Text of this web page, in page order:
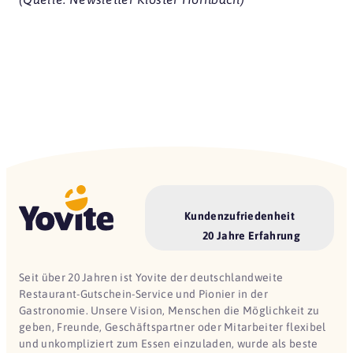
Kundenzufriedenheit
20 Jahre Erfahrung
Seit über 20 Jahren ist Yovite der deutschlandweite
Restaurant-Gutschein-Service und Pionier in der
Gastronomie. Unsere Vision, Menschen die Möglichkeit zu
geben, Freunde, Geschäftspartner oder Mitarbeiter flexibel
und unkompliziert zum Essen einzuladen, wurde als beste